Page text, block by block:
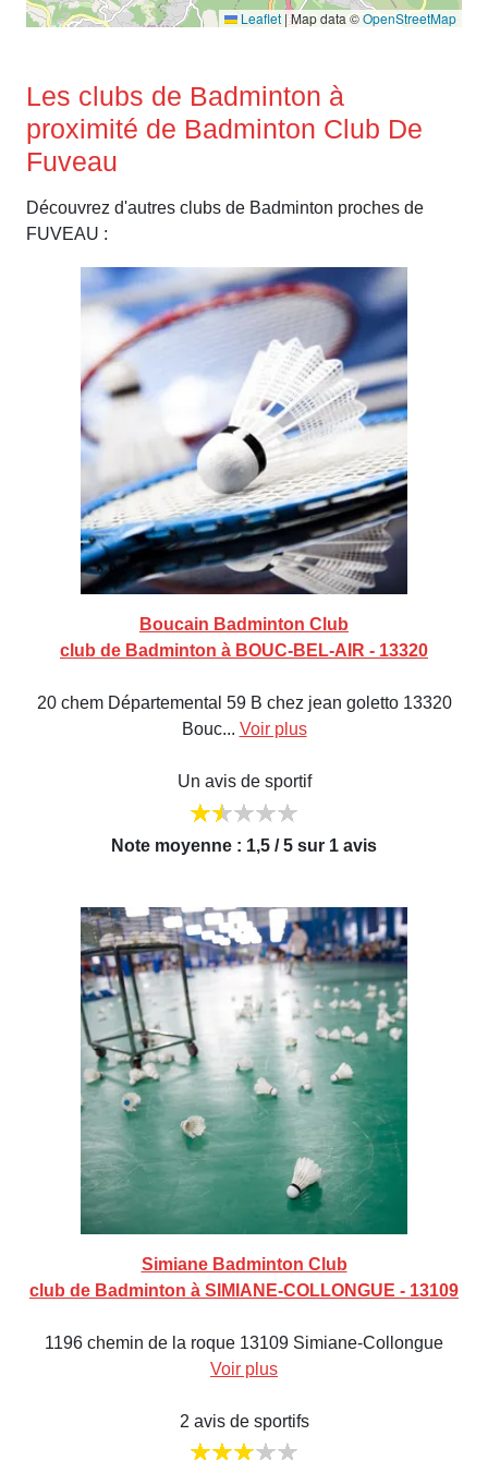
Leaflet |Map data ©OpenStreetMap
Les clubs de Badminton à
proximité de Badminton Club De
Fuveau
Découvrez d'autres clubs de Badminton proches de
FUVEAU :
Boucain Badminton Club
club de Badminton à BOUC-BEL-AIR - 13320
20 chem Départemental 59 B chez jean goletto 13320
Bouc... Voir plus
Un avis de sportif
Note moyenne : 1,5 / 5 sur 1 avis
Simiane Badminton Club
club de Badminton à SIMIANE-COLLONGUE - 13109
1196 chemin de la roque 13109 Simiane-Collongue
Voir plus
2 avis de sportifs